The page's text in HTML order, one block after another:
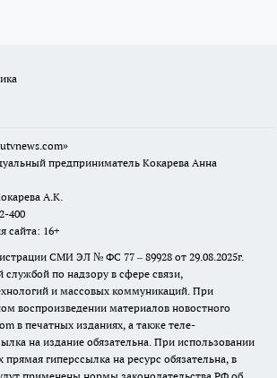
предприниматель Кокарева Анна
А.К.
400
сайта: 16+
СМИ ЭЛ № ФС 77 – 89928 от 29.08.2025г.
по надзору в сфере связи,
и массовых коммуникаций. При
воспроизведении материалов новостного
в печатных изданиях, а также теле-
на издание обязательна. При использовании
гиперссылка на ресурс обязательна, в